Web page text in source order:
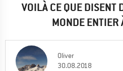
VOILÀ CE QUE DISENT
MONDE ENTIER
Oliver
30.08.2018